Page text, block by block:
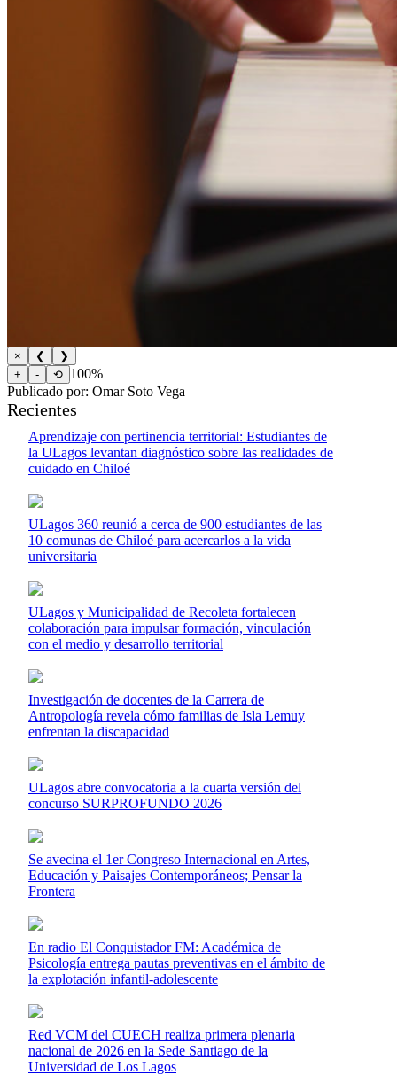
× ❮
❯
+
- ⟲ 100%
Publicado por: Omar Soto Vega
Recientes
Aprendizaje con pertinencia territorial: Estudiantes de
la ULagos levantan diagnóstico sobre las realidades de
cuidado en Chiloé
ULagos 360 reunió a cerca de 900 estudiantes de las
10 comunas de Chiloé para acercarlos a la vida
universitaria
ULagos y Municipalidad de Recoleta fortalecen
colaboración para impulsar formación, vinculación
con el medio y desarrollo territorial
Investigación de docentes de la Carrera de
Antropología revela cómo familias de Isla Lemuy
enfrentan la discapacidad
ULagos abre convocatoria a la cuarta versión del
concurso SURPROFUNDO 2026
Se avecina el 1er Congreso Internacional en Artes,
Educación y Paisajes Contemporáneos; Pensar la
Frontera
En radio El Conquistador FM: Académica de
Psicología entrega pautas preventivas en el ámbito de
la explotación infantil-adolescente
Red VCM del CUECH realiza primera plenaria
nacional de 2026 en la Sede Santiago de la
Universidad de Los Lagos